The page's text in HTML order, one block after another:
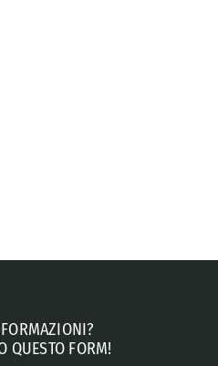
QUESTO FORM!